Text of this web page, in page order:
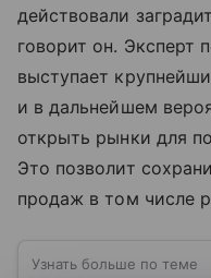
действовали
говорит он. Эксперт
выступает
и в дальнейшем
открыть рынки для
Это позволит
продаж в том числе
Узнать больше по теме